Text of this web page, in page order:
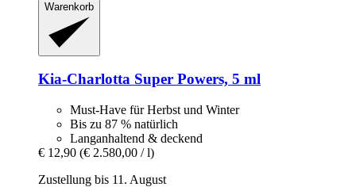
Warenkorb
Kia-Charlotta Super Powers, 5 ml
Must-Have für Herbst und Winter
Bis zu 87 % natürlich
Langanhaltend & deckend
€ 12,90 (€ 2.580,00 / l)
Zustellung bis 11. August